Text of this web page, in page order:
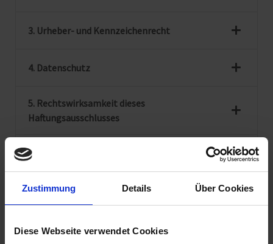
Zustimmung Details Über Cookies
Diese Webseite verwendet Cookies
3. Urheber- und Kennzeichenrecht
4. Datenschutz
5. Rechtswirksamkeit dieses
Haftungsausschlusses
6. Datenschutzerklärung für die Nutzung von